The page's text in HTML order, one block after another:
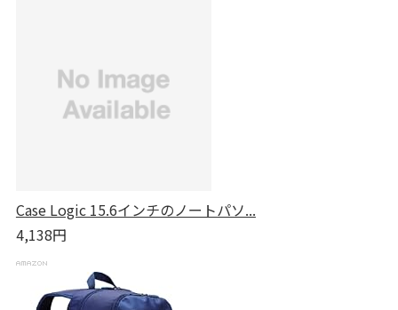
Case Logic 15.6インチのノートパソ...
4,138円